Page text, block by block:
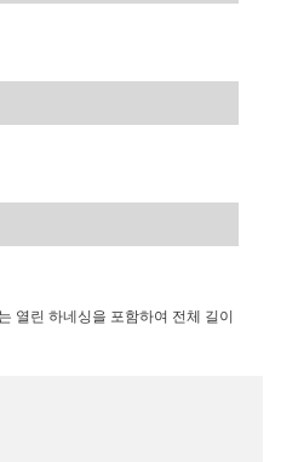
열린 하네싱을 포함하여 전체 길이